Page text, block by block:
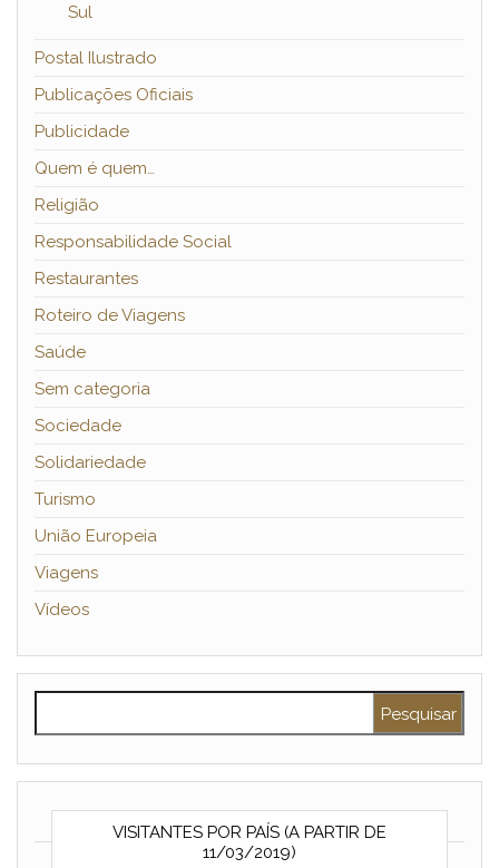
Sul
Postal Ilustrado
Publicações Oficiais
Publicidade
Quem é quem…
Religião
Responsabilidade Social
Restaurantes
Roteiro de Viagens
Saúde
Sem categoria
Sociedade
Solidariedade
Turismo
União Europeia
Viagens
Vídeos
VISITANTES POR PAÍS (A PARTIR DE
11/03/2019)